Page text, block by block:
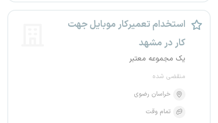
استخدام تعمیرکار موبایل جهت
کار در مشهد
یک مجموعه معتبر
منقضی شده
خراسان رضوی
تمام وقت